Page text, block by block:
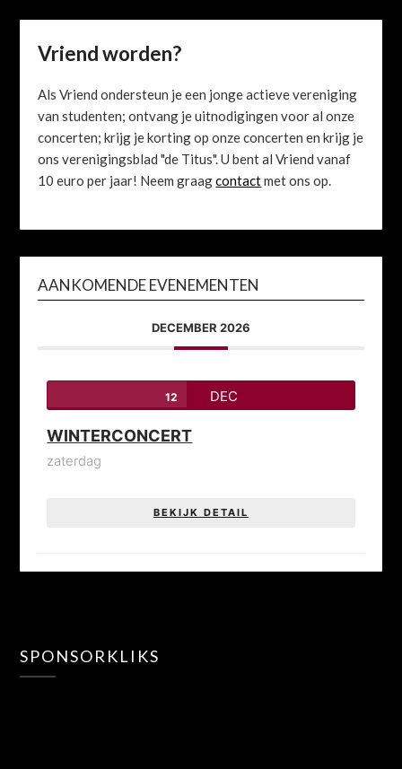
Vriend worden?
Als Vriend ondersteun je een jonge actieve vereniging
van studenten; ontvang je uitnodigingen voor al onze
concerten; krijg je korting op onze concerten en krijg je
ons verenigingsblad "de Titus". U bent al Vriend vanaf
10 euro per jaar! Neem graagcontactmet ons op.
AANKOMENDE EVENEMENTEN
DECEMBER 2026
12 DEC
WINTERCONCERT
zaterdag
BEKIJK DETAIL
SPONSORKLIKS